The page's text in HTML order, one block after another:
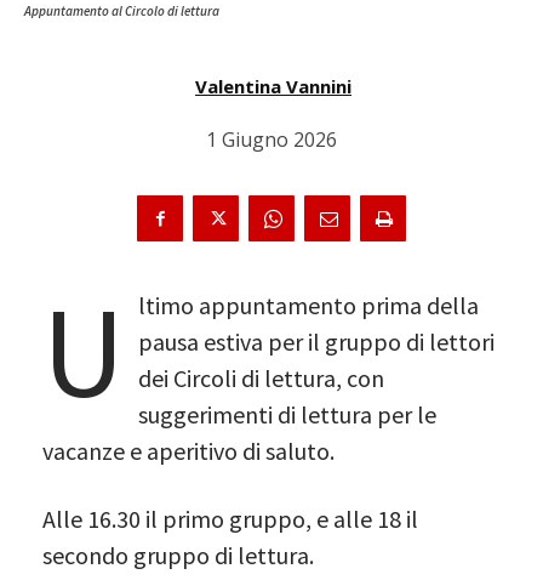
Appuntamento al Circolo di lettura
Valentina Vannini
1 Giugno 2026
U
ltimo appuntamento prima della
pausa estiva per il gruppo di lettori
dei Circoli di lettura, con
suggerimenti di lettura per le
vacanze e aperitivo di saluto.
Alle 16.30 il primo gruppo, e alle 18 il
secondo gruppo di lettura.